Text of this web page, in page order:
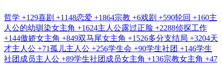
哲学 +129喜剧 +1148恋爱 +1864宗教 +6戏剧 +590轮回 +160主
人公的幼驯染女主角 +1624主人公露过正脸 +2288侦探工作
+144傲娇女主角 +849双马尾女主角 +1526多分支结局 +3204天
才主人公 +71孤儿主人公 +256学生会 +90学生社团 +146学生
社团成员主人公 +89学生社团成员女主角 +136宗教女主角 +47